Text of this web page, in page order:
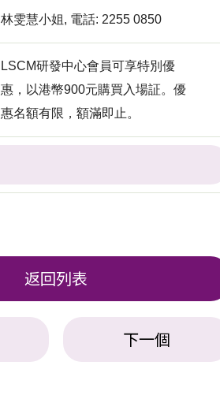
林雯慧小姐, 電話: 2255 0850
LSCM研發中心會員可享特別優
惠，以港幣900元購買入場証。優
惠名額有限，額滿即止。
返回列表
下一個